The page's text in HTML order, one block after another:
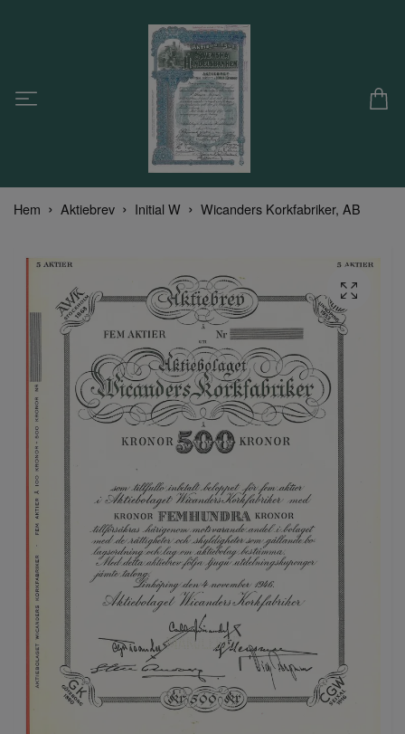
Hem Aktiebrev Initial W Wicanders Korkfabriker, AB